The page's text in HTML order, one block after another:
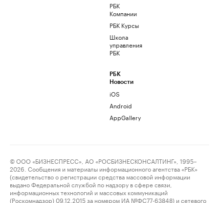
РБК
Компании
РБК Курсы
Школа
управления
РБК
РБК
Новости
iOS
Android
AppGallery
© ООО «БИЗНЕСПРЕСС», АО «РОСБИЗНЕСКОНСАЛТИНГ», 1995–
2026. Сообщения и материалы информационного агентства «РБК»
(свидетельство о регистрации средства массовой информации
выдано Федеральной службой по надзору в сфере связи,
информационных технологий и массовых коммуникаций
(Роскомнадзор) 09.12.2015 за номером ИА №ФС77-63848) и сетевого